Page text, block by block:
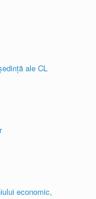
ale CL
economic,